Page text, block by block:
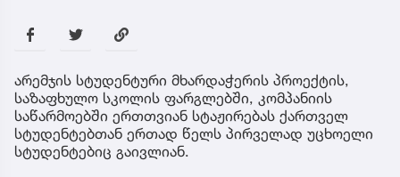
არემჯის სტუდენტური მხარდაჭერის პროექტის,
საზაფხულო სკოლის ფარგლებში, კომპანიის
საწარმოებში ერთთვიან სტაჟირებას ქართველ
სტუდენტებთან ერთად წელს პირველად უცხოელი
სტუდენტებიც გაივლიან.